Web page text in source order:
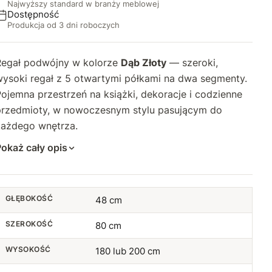
Najwyższy standard w branży meblowej
Dostępność
Produkcja od 3 dni roboczych
podwójny w kolorze Dąb Złoty — szeroki,
regał z 5 otwartymi półkami na dwa segmenty.
przestrzeń na książki, dekoracje i codzienne
w nowoczesnym stylu pasującym do
wnętrza.
cały opis
GŁĘBOKOŚĆ 48 cm
SZEROKOŚĆ 80 cm
WYSOKOŚĆ 180 lub 200 cm